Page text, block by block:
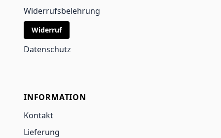
Widerrufsbelehrung
Widerruf
Datenschutz
INFORMATION
Kontakt
Lieferung